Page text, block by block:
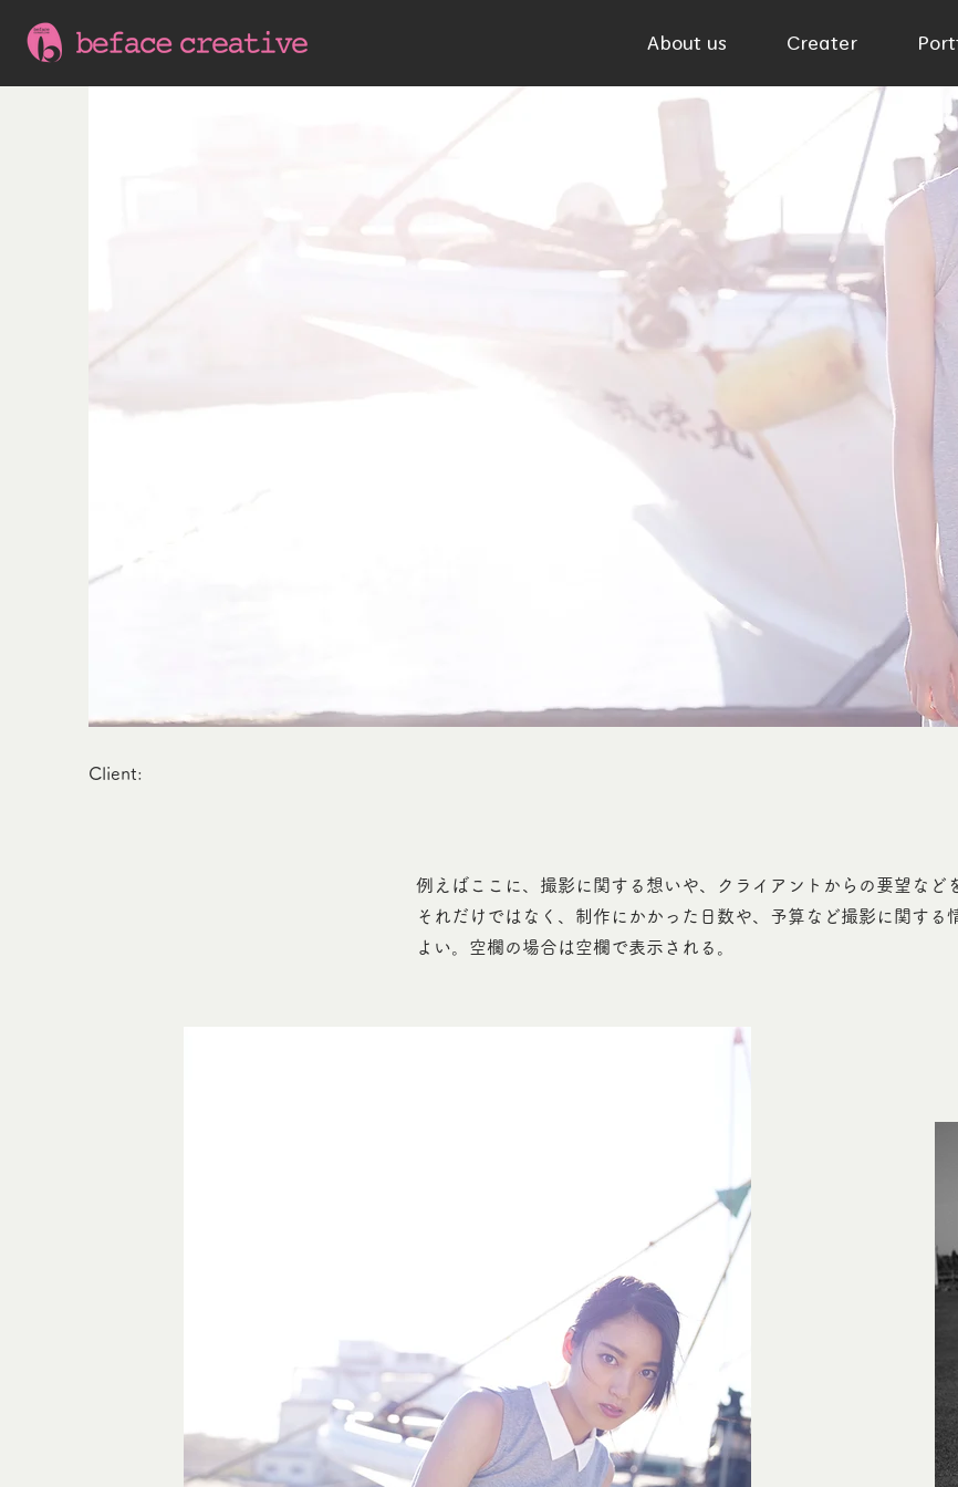
About us Creater
Client:
例えばここに、撮影に関する想いや、クライアントからの要望など
それだけではなく、制作にかかった日数や、予算など撮影に関する
よい。空欄の場合は空欄で表示される。